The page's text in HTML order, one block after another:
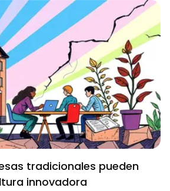
tradicionales pueden
innovadora